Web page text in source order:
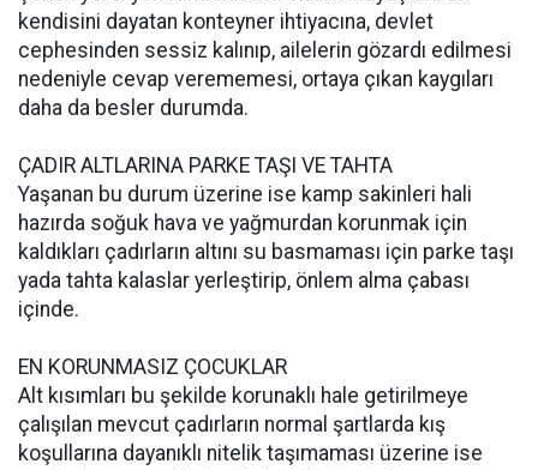
kendisini dayatan konteyner ihtiyacına, devlet
cephesinden sessiz kalınıp, ailelerin gözardı edilmesi
nedeniyle cevap verememesi, ortaya çıkan kaygıları
daha da besler durumda.
ÇADIR ALTLARINA PARKE TAŞI VE TAHTA
Yaşanan bu durum üzerine ise kamp sakinleri hali
hazırda soğuk hava ve yağmurdan korunmak için
kaldıkları çadırların altını su basmaması için parke taşı
yada tahta kalaslar yerleştirip, önlem alma çabası
içinde.
EN KORUNMASIZ ÇOCUKLAR
Alt kısımları bu şekilde korunaklı hale getirilmeye
çalışılan mevcut çadırların normal şartlarda kış
koşullarına dayanıklı nitelik taşımaması üzerine ise